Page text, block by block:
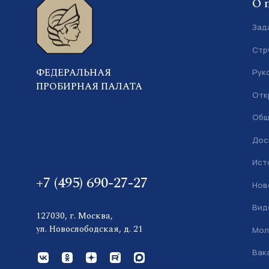
ФЕДЕРАЛЬНАЯ
ПРОБИРНАЯ ПАЛАТА
+7 (495) 690-27-27
127030, г. Москва,
ул. Новослободская, д. 21
О